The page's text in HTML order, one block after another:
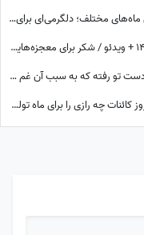
دعای امروز پنج‌شنبه 15 مرداد 1405 برای متولدین ماه‌های مختلف؛ دلگرمی‌ای برای هر کس که در آرزوها و نیازهای زندگی مانده است
شکرگزاری صبحگاهی امروز پنج‌شنبه 15 مرداد 1405 + ویدئو / شکر برای معجزه‌هایی که دیدم، برای نعمت‌هایی که هنوز ندیده‌ام، و برای آرزوهایی که همین حالا در مسیر رسیدن به من هستند
فال انبیاء امروز 5 شنبه 15 مرداد 1405 / چیزی از دست تو رفته که به سبب آن غم واندوه می‌خوری، اما ...
گردونه شانس امروز پنج‌شنبه 15 مرداد 1405 ؛ امروز کائنات چه رازی را برای ماه تولد تو فاش کرده؟